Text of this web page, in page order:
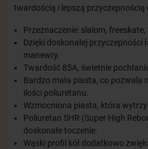
twardością i lepszą przyczepnością
Przeznaczenie: slalom, freeskate,
Dzięki doskonałej przyczepności
manewry.
Twardość 85A, świetnie
Bardzo mała piasta, co pozwala
ilości poliuretanu.
Wzmocniona piasta, która
Poliuretan SHR (Super High
doskonałe toczenie.
Wąski profil kół dodatkowo